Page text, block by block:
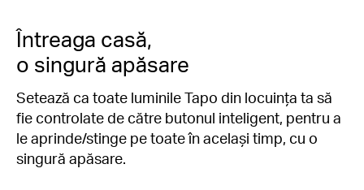
Întreaga casă,
o singură apăsare
Setează ca toate luminile Tapo din locuința ta să
fie controlate de către butonul inteligent, pentru a
le aprinde/stinge pe toate în același timp, cu o
singură apăsare.